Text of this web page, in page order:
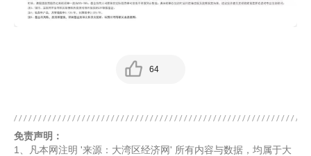
64
免责声明：
1、凡本网注明 '来源：大湾区经济网' 所有内容与数据，均属于大